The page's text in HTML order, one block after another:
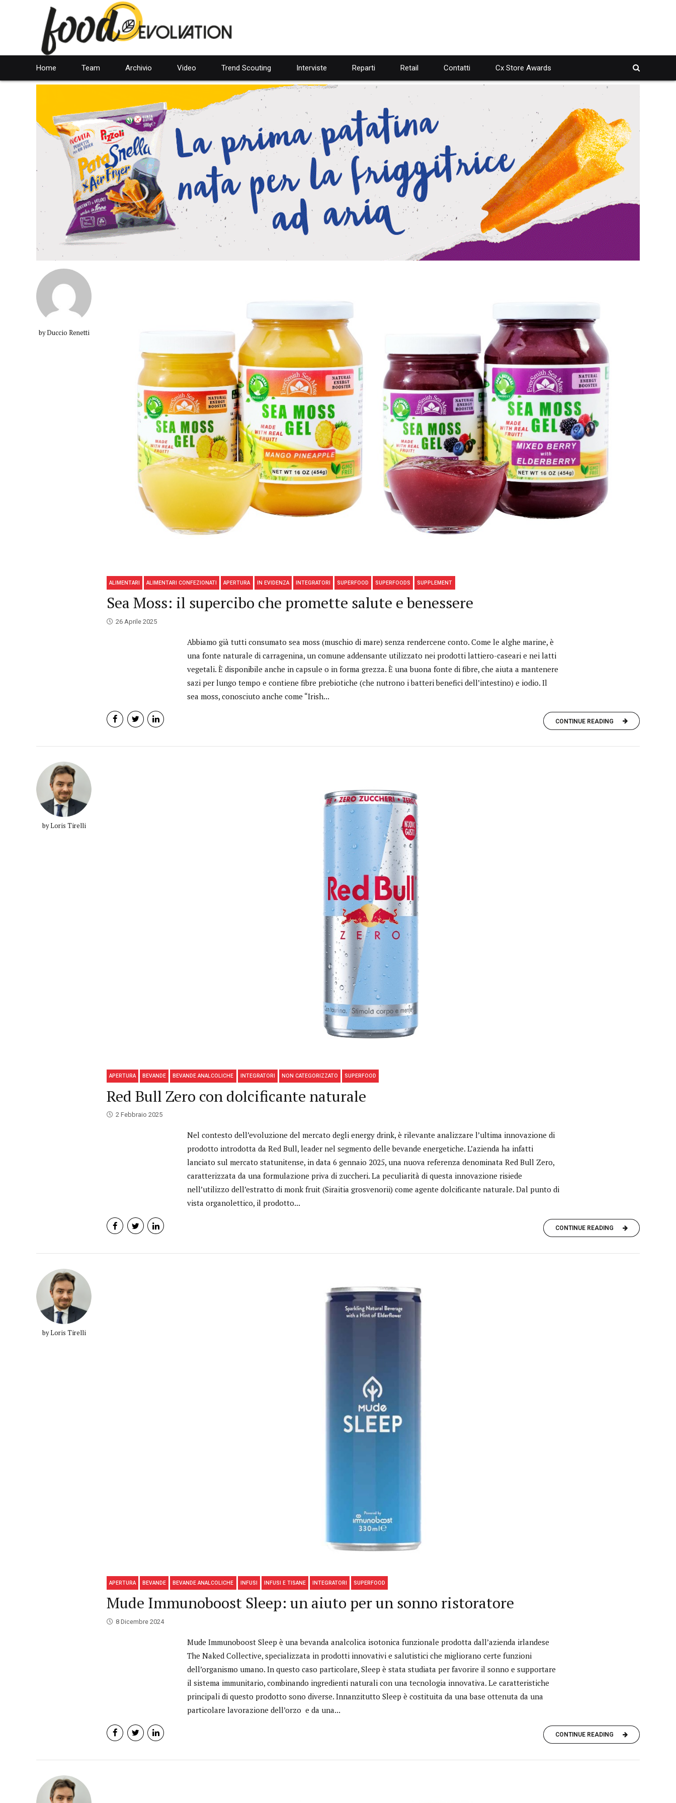
Home Team Archivio Video Trend Scouting Interviste Reparti
Interviste
PODCAST
WEBINAR
Retail Contatti Cx Store Awards
by Duccio Renetti
ALIMENTARI ALIMENTARI CONFEZIONATI APERTURA IN EVIDENZA INTEGRATORI SUPERFOOD SUPERFOODS SUPPLEMENT
Sea Moss: il supercibo che promette salute e benessere
26 Aprile 2025
Abbiamo già tutti consumato sea moss (muschio di mare) senza rendercene conto. Come le alghe marine, è
una fonte naturale di carragenina, un comune addensante utilizzato nei prodotti lattiero-caseari e nei latti
vegetali. È disponibile anche in capsule o in forma grezza. È una buona fonte di fibre, che aiuta a mantenere
sazi per lungo tempo e contiene fibre prebiotiche (che nutrono i batteri benefici dell’intestino) e iodio. Il
sea moss, conosciuto anche come “Irish...
CONTINUE READING
by Loris Tirelli
APERTURA BEVANDE BEVANDE ANALCOLICHE INTEGRATORI NON CATEGORIZZATO SUPERFOOD
Red Bull Zero con dolcificante naturale
2 Febbraio 2025
Nel contesto dell’evoluzione del mercato degli energy drink, è rilevante analizzare l’ultima innovazione di
prodotto introdotta da Red Bull, leader nel segmento delle bevande energetiche. L’azienda ha infatti
lanciato sul mercato statunitense, in data 6 gennaio 2025, una nuova referenza denominata Red Bull Zero,
caratterizzata da una formulazione priva di zuccheri. La peculiarità di questa innovazione risiede
nell’utilizzo dell’estratto di monk fruit (Siraitia grosvenorii) come agente dolcificante naturale. Dal punto di
vista organolettico, il prodotto...
CONTINUE READING
by Loris Tirelli
APERTURA BEVANDE BEVANDE ANALCOLICHE INFUSI INFUSI E TISANE INTEGRATORI SUPERFOOD
Mude Immunoboost Sleep: un aiuto per un sonno ristoratore
8 Dicembre 2024
Mude Immunoboost Sleep è una bevanda analcolica isotonica funzionale prodotta dall’azienda irlandese
The Naked Collective, specializzata in prodotti innovativi e salutistici che migliorano certe funzioni
dell’organismo umano. In questo caso particolare, Sleep è stata studiata per favorire il sonno e supportare
il sistema immunitario, combinando ingredienti naturali con una tecnologia innovativa. Le caratteristiche
principali di questo prodotto sono diverse. Innanzitutto Sleep è costituita da una base ottenuta da una
particolare lavorazione dell’orzo e da una...
CONTINUE READING